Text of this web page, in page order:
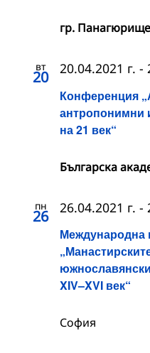
гр. Панагюрище
вт
20
Конференция
антропонимни
на 21 век“
20.04.2021 г. -
Българска
пн
26
Международна
XIV–XVI век“
26.04.2021 г. -
София